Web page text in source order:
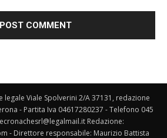
legale Viale Spolverini 2/A 37131, redazione
- Partita Iva 04617280237 - Telefono 045
Redazione:
- Direttore responsabile: Maurizio Battista